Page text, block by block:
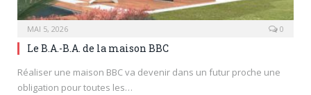
MAI 5, 2026 0
Le B.A.-B.A. de la maison BBC
Réaliser une maison BBC va devenir dans un futur proche une
obligation pour toutes les…